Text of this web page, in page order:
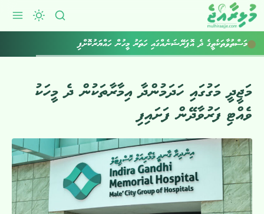
މަސްތުވާތަކެތީގެ ދެ އޮޕަރޭޝަނެއްގައި ހަތަރު މީހުން ހައްޔަރުކޮށްފި
މަޖީދީ މަގުގައި ހަދަމުންދާ އިމާރާތަކުން ދެ މީހަކު
ވެއްޓި ފަރުވާދޭން ފަށައިފި